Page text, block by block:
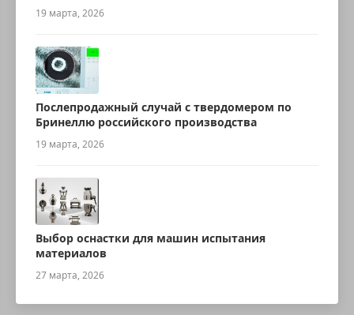
ультразвуковой робот для измерения
толщины
19 марта, 2026
Послепродажный случай с твердомером по
Бринеллю российского производства
19 марта, 2026
Выбор оснастки для машин испытания
материалов
27 марта, 2026